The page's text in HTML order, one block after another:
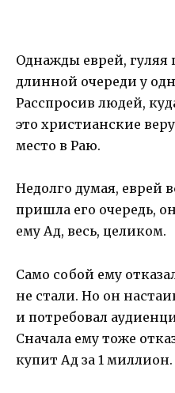
Однажды еврей, гуляя
длинной очереди у
Расспросив людей,
это христианские
место в Раю.
Недолго думая, еврей
пришла его очередь,
ему Ад, весь, целиком.
Само собой ему
не стали. Но он
и потребовал
Сначала ему тоже
купит Ад за 1 миллион.